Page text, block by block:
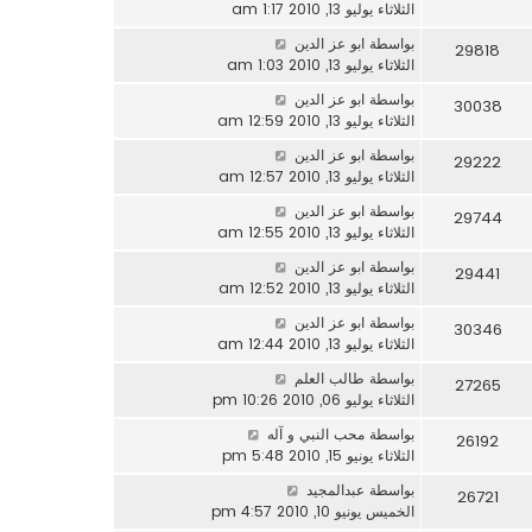
الثلاثاء يوليو 13, 2010 1:17 am
29818 بواسطة ابو عز الدين
الثلاثاء يوليو 13, 2010 1:03 am
30038 بواسطة ابو عز الدين
الثلاثاء يوليو 13, 2010 12:59 am
29222 بواسطة ابو عز الدين
الثلاثاء يوليو 13, 2010 12:57 am
29744 بواسطة ابو عز الدين
الثلاثاء يوليو 13, 2010 12:55 am
29441 بواسطة ابو عز الدين
الثلاثاء يوليو 13, 2010 12:52 am
30346 بواسطة ابو عز الدين
الثلاثاء يوليو 13, 2010 12:44 am
27265 بواسطة طالب العلم
الثلاثاء يوليو 06, 2010 10:26 pm
26192 بواسطة محب النبي و آله
الثلاثاء يونيو 15, 2010 5:48 pm
26721 بواسطة عبدالمجيد
الخميس يونيو 10, 2010 4:57 pm